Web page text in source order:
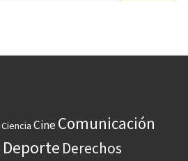
Ciencia CineComunicación
Deporte Derechos